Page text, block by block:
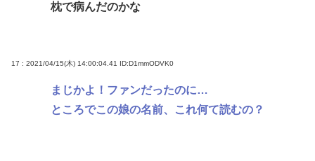
枕で病んだのかな
17 : 2021/04/15(木) 14:00:04.41 ID:D1mmODVK0
まじかよ！ファンだったのに…
ところでこの娘の名前、これ何て読むの？